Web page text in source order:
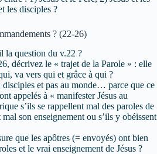
les disciples ?
? (22-26)
la question du v.22 ?
décrivez le « trajet de la Parole » : elle
va vers qui et grâce à qui ?
disciples et pas au monde… parce que ce
appelés à « manifester Jésus au
s’ils se rappellent mal des paroles de
mal son enseignement ou s’ils y obéissent
que les apôtres (= envoyés) ont bien
et le vrai enseignement de Jésus ?